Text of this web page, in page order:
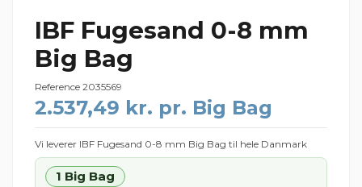
IBF Fugesand 0-8 mm
Big Bag
Reference 2035569
2.537,49 kr. pr. Big Bag
Vi leverer IBF Fugesand 0-8 mm Big Bag til hele Danmark
1 Big Bag